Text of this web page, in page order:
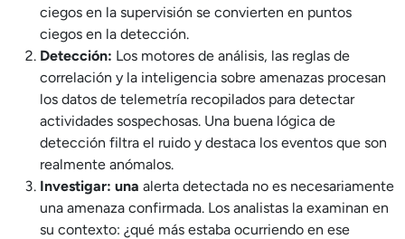
ciegos en la supervisión se convierten en puntos
ciegos en la detección.
Detección: Los motores de análisis, las reglas de
correlación y la inteligencia sobre amenazas procesan
los datos de telemetría recopilados para detectar
actividades sospechosas. Una buena lógica de
detección filtra el ruido y destaca los eventos que son
realmente anómalos.
Investigar: una alerta detectada no es necesariamente
una amenaza confirmada. Los analistas la examinan en
su contexto: ¿qué más estaba ocurriendo en ese